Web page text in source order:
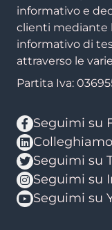
informativo e
clienti mediante
informativo di
attraverso le
Partita Iva:
Seguimi su
Seguimi su
Seguimi su
Seguimi su